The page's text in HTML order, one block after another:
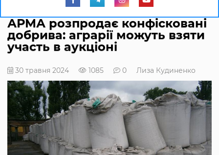
АРМА розпродає конфісковані
добрива: аграрії можуть взяти
участь в аукціоні
30 травня 2024 1085 0 Лиза Кудиненко